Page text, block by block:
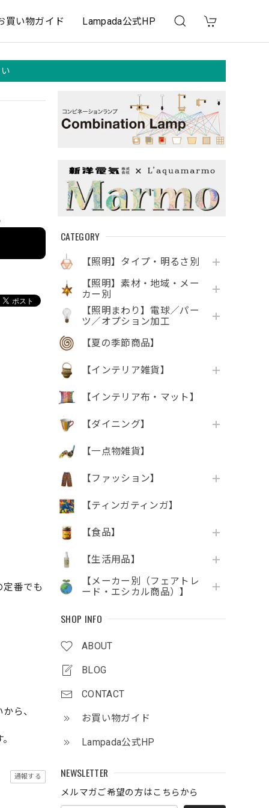
買い物ガイド Lampada公式HP
CATEGORY
【照明】タイプ・明るさ別
【照明】素材・地域・メー
カー別
【照明まわり】電球／パー
ツ／オプション加工
【夏の季節商品】
【インテリア雑貨】
【インテリア布・マット】
【ダイニング】
【一点物雑貨】
【ファッション】
【ティンガティンガ】
【食品】
【生活用品】
【メーカー別（フェアトレ
ード・エシカル商品）】
SHOP INFO
ABOUT
BLOG
CONTACT
お買い物ガイド
Lampada公式HP
NEWSLETTER
メルマガご希望の方はこちらから
番でも
ら、
通報する